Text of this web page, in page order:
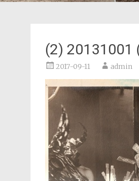
(2) 20131001
2017-09-11 admin